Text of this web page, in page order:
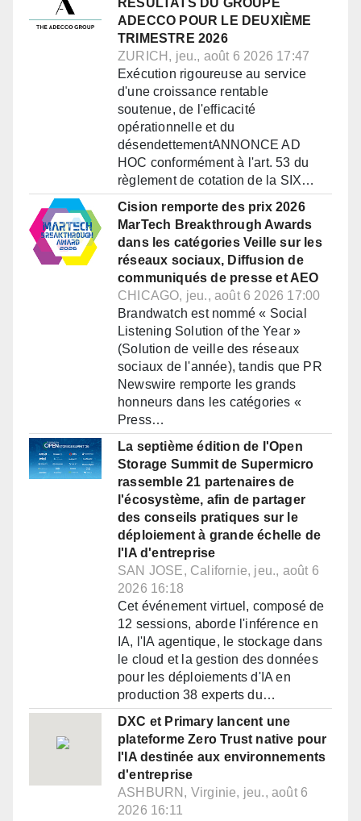
RÉSULTATS DU GROUPE
ADECCO POUR LE DEUXIÈME
TRIMESTRE 2026
ZURICH, jeu., août 6 2026 17:47
Exécution rigoureuse au service
d'une croissance rentable
soutenue, de l'efficacité
opérationnelle et du
désendettementANNONCE AD
HOC conformément à l'art. 53 du
règlement de cotation de la SIX…
Cision remporte des prix 2026
MarTech Breakthrough Awards
dans les catégories Veille sur les
réseaux sociaux, Diffusion de
communiqués de presse et AEO
CHICAGO, jeu., août 6 2026 17:00
Brandwatch est nommé « Social
Listening Solution of the Year »
(Solution de veille des réseaux
sociaux de l'année), tandis que PR
Newswire remporte les grands
honneurs dans les catégories «
Press…
La septième édition de l'Open
Storage Summit de Supermicro
rassemble 21 partenaires de
l'écosystème, afin de partager
des conseils pratiques sur le
déploiement à grande échelle de
l'IA d'entreprise
SAN JOSE, Californie, jeu., août 6
2026 16:18
Cet événement virtuel, composé de
12 sessions, aborde l'inférence en
IA, l'IA agentique, le stockage dans
le cloud et la gestion des données
pour les déploiements d'IA en
production 38 experts du…
DXC et Primary lancent une
plateforme Zero Trust native pour
l'IA destinée aux environnements
d'entreprise
ASHBURN, Virginie, jeu., août 6
2026 16:11